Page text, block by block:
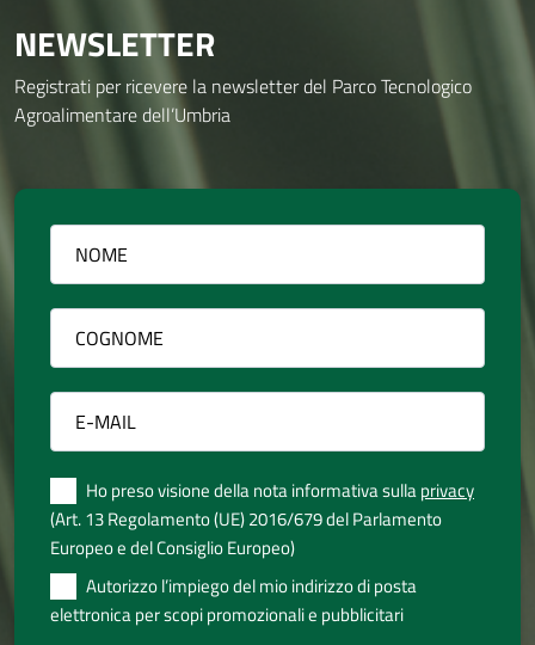
NEWSLETTER
Registrati per ricevere la newsletter del Parco Tecnologico
Agroalimentare dell’Umbria
Ho preso visione della nota informativa sullaprivacy
(Art. 13 Regolamento (UE) 2016/679 del Parlamento
Europeo e del Consiglio Europeo)
Autorizzo l’impiego del mio indirizzo di posta
elettronica per scopi promozionali e pubblicitari